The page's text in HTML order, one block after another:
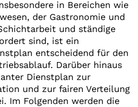
in Bereichen wie
der Gastronomie und
und ständige
sind, ist ein
entscheidend für den
Darüber hinaus
Dienstplan zur
und zur fairen Verteilung
Im Folgenden werden die